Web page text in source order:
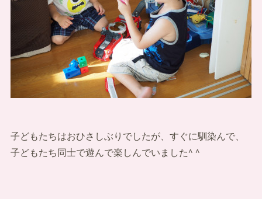
子どもたちはおひさしぶりでしたが、すぐに馴染んで、
子どもたち同士で遊んで楽しんでいました^ ^